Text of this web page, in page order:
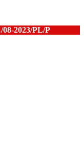
2023/PL/P